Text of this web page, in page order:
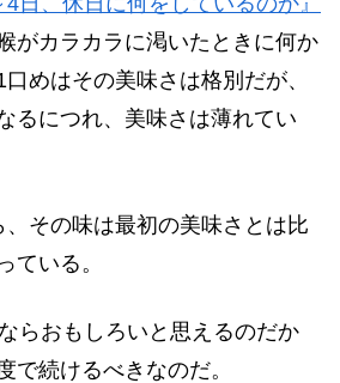
がカラカラに渇いたときに何か
めはその美味さは格別だが、
るにつれ、美味さは薄れてい
その味は最初の美味さとは比
ている。
らおもしろいと思えるのだか
で続けるべきなのだ。